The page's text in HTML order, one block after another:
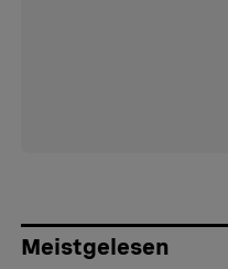
Meistgelesen